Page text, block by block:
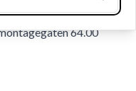
Terminal type L,
64.00